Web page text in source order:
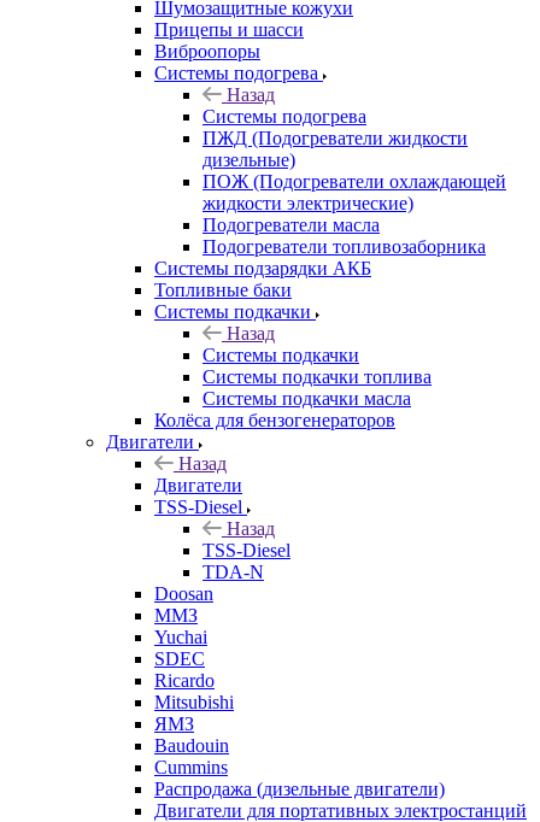
Шумозащитные кожухи
Прицепы и шасси
Виброопоры
Системы подогрева
Назад
Системы подогрева
ПЖД (Подогреватели жидкости
дизельные)
ПОЖ (Подогреватели охлаждающей
жидкости электрические)
Подогреватели масла
Подогреватели топливозаборника
Системы подзарядки АКБ
Топливные баки
Системы подкачки
Назад
Системы подкачки
Системы подкачки топлива
Системы подкачки масла
Колёса для бензогенераторов
Двигатели
Назад
Двигатели
TSS-Diesel
Назад
TSS-Diesel
TDA-N
Doosan
ММЗ
Yuchai
SDEC
Ricardo
Mitsubishi
ЯМЗ
Baudouin
Cummins
Распродажа (дизельные двигатели)
Двигатели для портативных электростанций